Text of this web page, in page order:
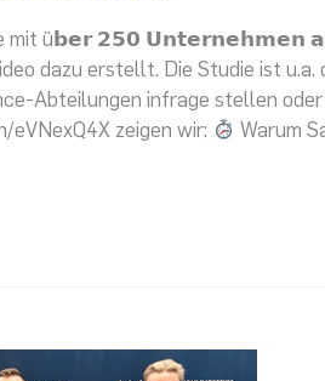
mit ü𝗯𝗲𝗿 𝟮𝟱𝟬
dazu erstellt. Die Studie ist
Abteilungen infrage stellen
eVNexQ4X zeigen wir:
Warum